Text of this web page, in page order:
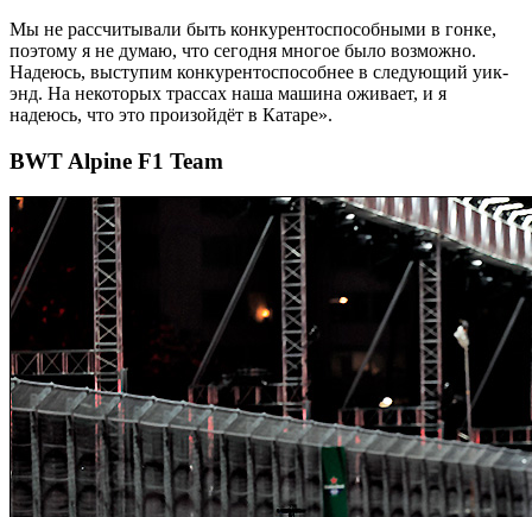
Мы не рассчитывали быть конкурентоспособными в гонке,
поэтому я не думаю, что сегодня многое было возможно.
Надеюсь, выступим конкурентоспособнее в следующий уик-
энд. На некоторых трассах наша машина оживает, и я
надеюсь, что это произойдёт в Катаре».
BWT Alpine F1 Team